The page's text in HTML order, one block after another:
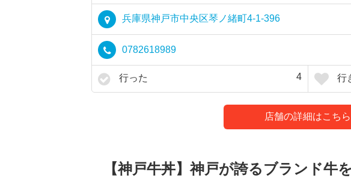
兵庫県神戸市中央区琴ノ緒町4-1-396
0782618989
行った 4 行
店舗の詳細はこちら
【神戸牛丼】神戸が誇るブランド牛